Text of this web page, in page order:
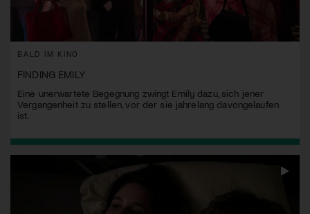
BALD IM KINO
FINDING EMILY
Eine unerwartete Begegnung zwingt Emily dazu, sich jener
Vergangenheit zu stellen, vor der sie jahrelang davongelaufen
ist.